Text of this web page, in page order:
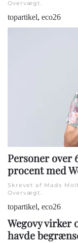
Overvægt.
topartikel, eco26
Personer over
procent med
Skrevet af Mads
Overvægt.
topartikel, eco26
Wegovy virker
havde